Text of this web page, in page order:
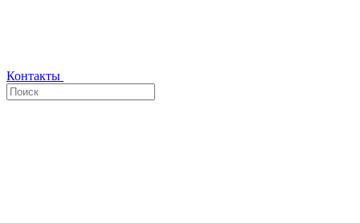
Контакты